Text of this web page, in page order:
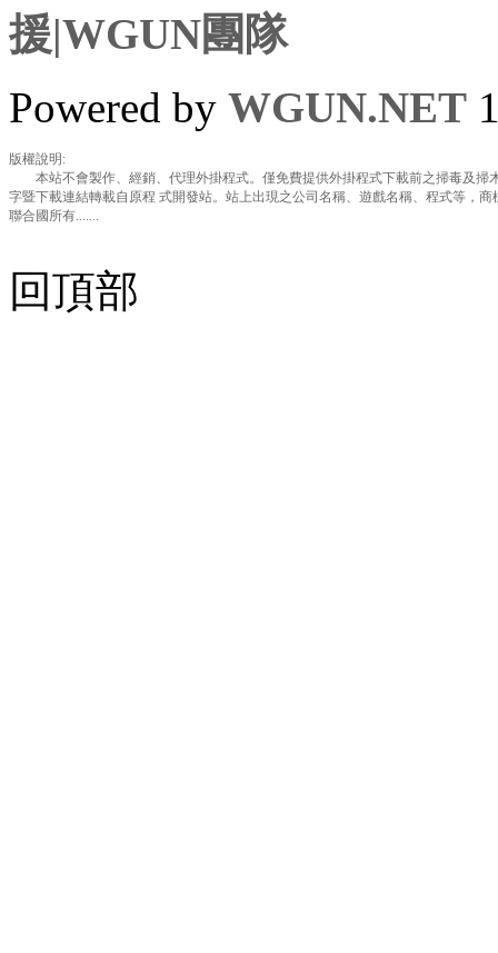
援|WGUN團隊
Powered by WGUN.NET
版權說明:
本站不會製作、經銷、代理外掛程式。僅免費提供外掛程式下載前之掃毒及掃
字暨下載連結轉載自原程 式開發站。站上出現之公司名稱、遊戲名稱、程式等，
聯合國所有.......
回頂部